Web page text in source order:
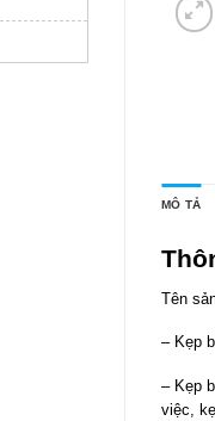
MÔ TẢ
Tên
– Kẹp
– Kẹp
việc,